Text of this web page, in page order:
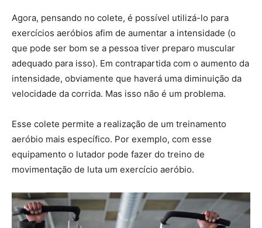
Agora, pensando no colete, é possível utilizá-lo para
exercícios aeróbios afim de aumentar a intensidade (o
que pode ser bom se a pessoa tiver preparo muscular
adequado para isso). Em contrapartida com o aumento da
intensidade, obviamente que haverá uma diminuição da
velocidade da corrida. Mas isso não é um problema.
Esse colete permite a realização de um treinamento
aeróbio mais específico. Por exemplo, com esse
equipamento o lutador pode fazer do treino de
movimentação de luta um exercício aeróbio.